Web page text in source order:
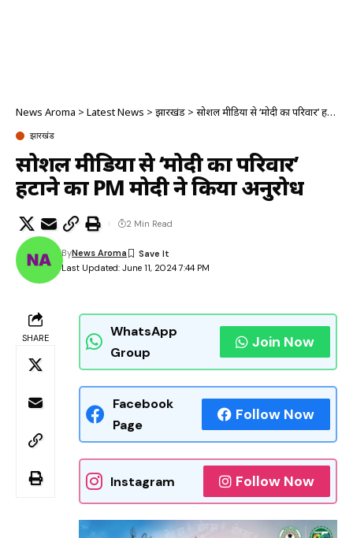
News Aroma > Latest News > झारखंड > सोशल मीडिया से ‘मोदी का परिवार’ हटाने का PM मोदी ने किया अनुरोध
झारखंड
सोशल मीडिया से ‘मोदी का परिवार’
हटाने का PM मोदी ने किया अनुरोध
Last Updated: June 11, 2024 7:44 PM
ByNews Aroma
2 Min Read
SHARE
WhatsApp
Group
Join Now
Facebook
Page
Follow Now
Instagram Follow Now